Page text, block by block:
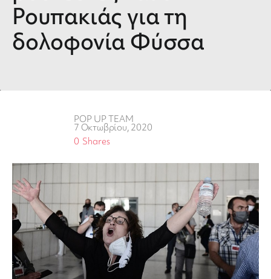
Ρουπακιάς για τη
δολοφονία Φύσσα
POP UP TEAM
7 Οκτωβρίου, 2020
Shares
0